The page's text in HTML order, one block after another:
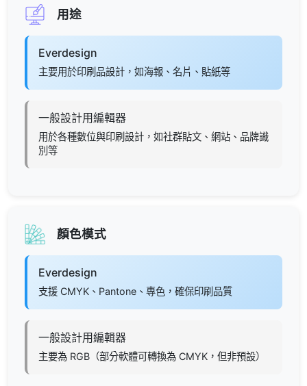
用途
Everdesign
主要用於印刷品設計，如海報、名片、貼紙等
一般設計用編輯器
用於各種數位與印刷設計，如社群貼文、網站、品牌識
別等
顏色模式
Everdesign
支援 CMYK、Pantone、專色，確保印刷品質
一般設計用編輯器
主要為 RGB（部分軟體可轉換為 CMYK，但非預設）